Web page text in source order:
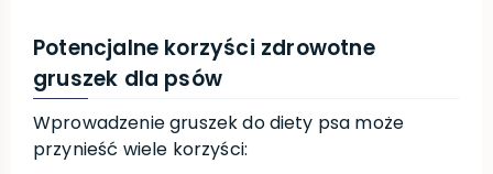
Potencjalne korzyści zdrowotne
gruszek dla psów
Wprowadzenie gruszek do diety psa może
przynieść wiele korzyści: